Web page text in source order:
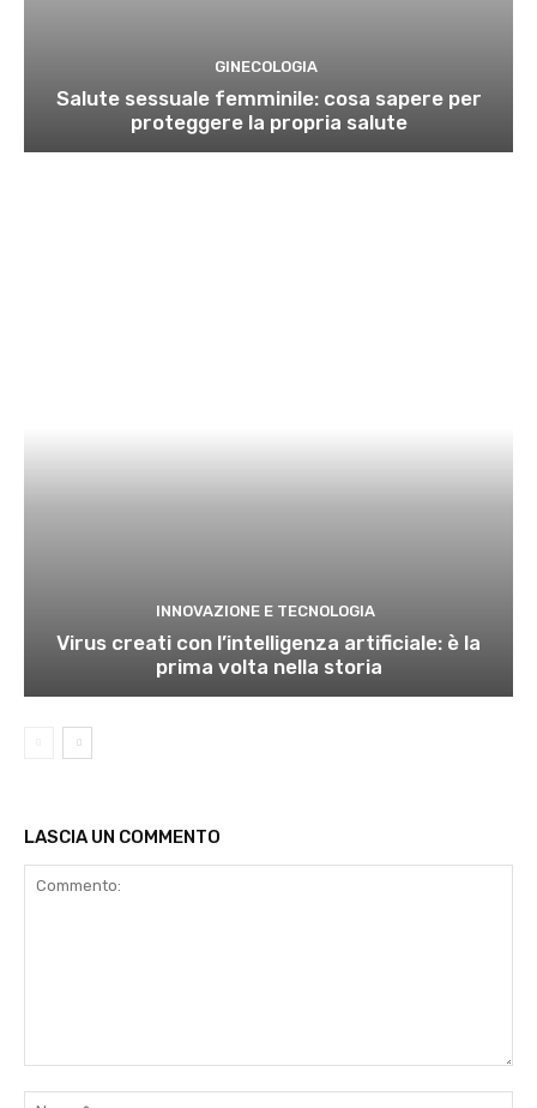
GINECOLOGIA
Salute sessuale femminile: cosa sapere per
proteggere la propria salute
INNOVAZIONE E TECNOLOGIA
Virus creati con l’intelligenza artificiale: è la
prima volta nella storia
LASCIA UN COMMENTO